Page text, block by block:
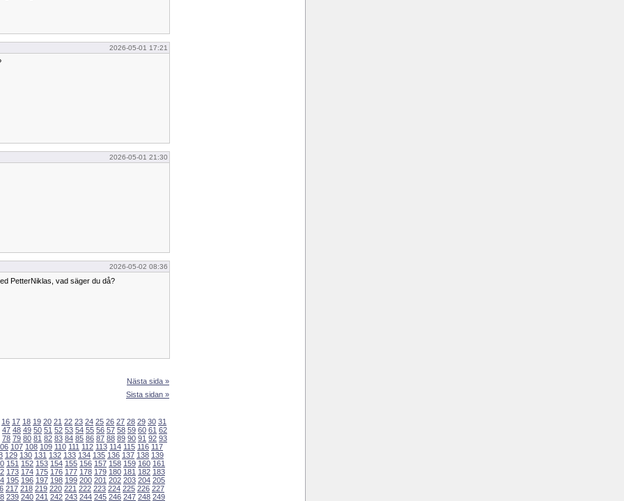
2026-05-01 17:21
2026-05-01 21:30
2026-05-02 08:36
PetterNiklas, vad säger du då?
Nästa sida »
Sista sidan »
16 17 18 19 20 21 22 23 24 25 26 27 28 29 30 31
47 48 49 50 51 52 53 54 55 56 57 58 59 60 61 62
78 79 80 81 82 83 84 85 86 87 88 89 90 91 92 93
107 108 109 110 111 112 113 114 115 116 117
129 130 131 132 133 134 135 136 137 138 139
151 152 153 154 155 156 157 158 159 160 161
173 174 175 176 177 178 179 180 181 182 183
195 196 197 198 199 200 201 202 203 204 205
217 218 219 220 221 222 223 224 225 226 227
239 240 241 242 243 244 245 246 247 248 249